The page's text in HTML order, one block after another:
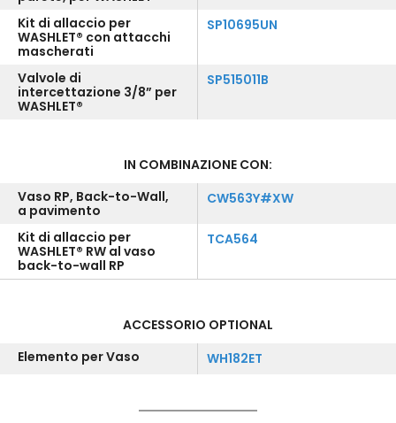
Kit di allaccio per
WASHLET® con attacchi
mascherati
SP10695UN
Valvole di
intercettazione 3/8” per
WASHLET®
SP515011B
IN COMBINAZIONE CON:
Vaso RP, Back-to-Wall,
a pavimento
CW563Y#XW
Kit di allaccio per
WASHLET® RW al vaso
back-to-wall RP
TCA564
ACCESSORIO OPTIONAL
Elemento per Vaso
WH182ET